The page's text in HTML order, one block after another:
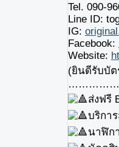
Tel. 090-
Line ID:
IG:
Facebook:
Website:
(ยินดีรับบัต
ส่งฟรี
บริกา
นาฬิก